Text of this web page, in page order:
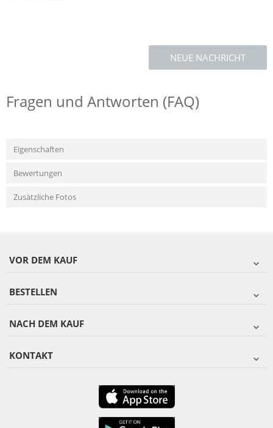
NEUE NACHRICHT
Fragen und Antworten (FAQ)
Eigenschaften
Bewertungen
Zusätzliche Fotos
VOR DEM KAUF
BESTELLEN
NACH DEM KAUF
KONTAKT